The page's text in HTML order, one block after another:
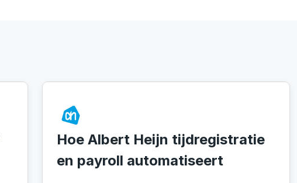
Hoe Albert Heijn tijdregistratie
en payroll automatiseert